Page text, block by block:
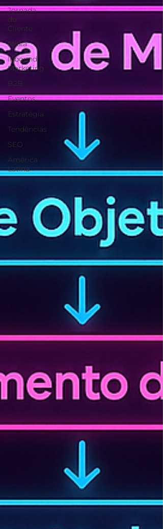
Jornada
do
Cliente
Mídia
Inbound
Marketing
B2B
Eventos
Estratégia
Tendências
SEO
América
Latina